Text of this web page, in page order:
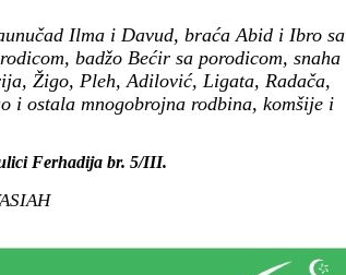
Ilma i Davud, braća Abid i Ibro sa
badžo Bećir sa porodicom, snaha
Žigo, Pleh, Adilović, Ligata, Radača,
i ostala mnogobrojna rodbina, komšije i
Ferhadija br. 5/III.